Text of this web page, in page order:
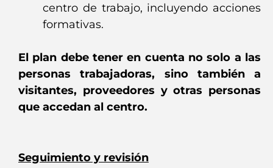
centro de trabajo, incluyendo acciones
formativas.
El plan debe tener en cuenta no solo a las
personas trabajadoras, sino también a
visitantes, proveedores y otras personas
que accedan al centro.
Seguimiento y revisión